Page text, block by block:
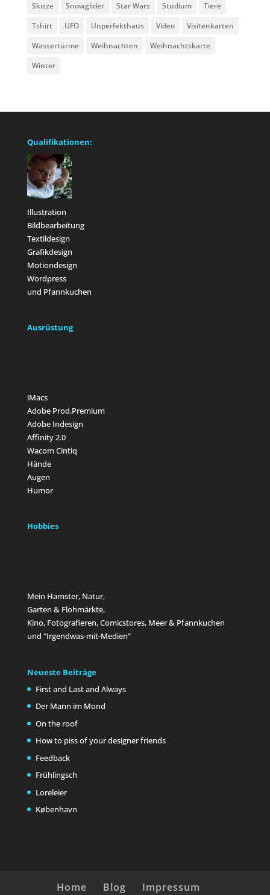
Skizze
Snowglider Star Wars Studium
Tiere
Tshirt
UFO Unperfekthaus Video
Visitenkarten
Wassertürme
Weihnachten
Weihnachtskarte
Winter
Qualifikationen:
Illustration
Bildbearbeitung
Textildesign
Grafikdesign
Motiondesign
Wordpress
und Pfannkuchen
Ausrüstung
iMacs
Adobe Prod.Premium
Adobe Indesign
Affinity 2.0
Wacom Cintiq
Hände
Augen
Humor
Hobbies
Mein Hamster, Natur,
Garten & Flohmärkte,
Kino, Fotografieren, Comicstores, Meer & Pfannkuchen
und "Irgendwas-mit-Medien"
Neueste Beiträge
First and Last and Always
Der Mann im Mond
On the roof
How to piss of your designer friends
Feedback
Frühlingsch
Loreleier
København
Home Blog Impressum